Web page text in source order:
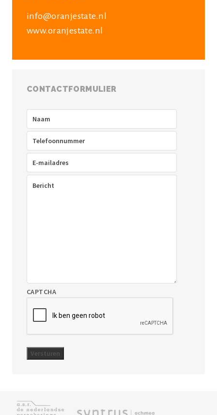
info@oranjestate.nl
www.oranjestate.nl
CONTACTFORMULIER
Telefoon
mailadres(Vereist)
CAPTCHA